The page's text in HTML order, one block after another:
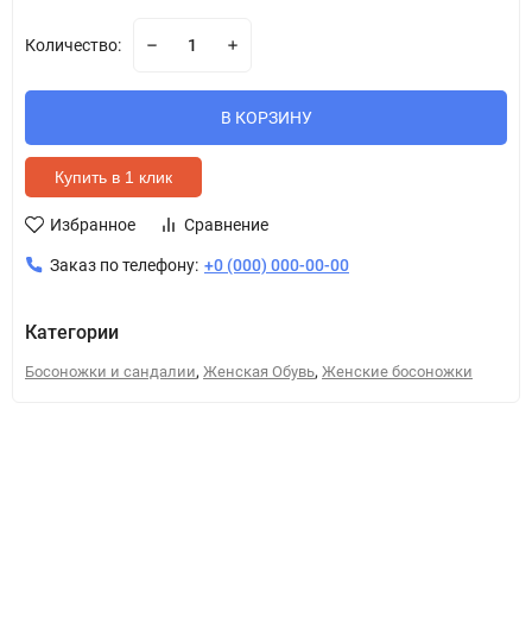
Количество:
В КОРЗИНУ
Купить в 1 клик
Избранное Сравнение
Заказ по телефону: +0 (000) 000-00-00
Категории
Босоножки и сандалии, Женская Обувь, Женские босоножки